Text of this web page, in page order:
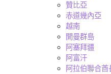
贊比亞
赤道幾內亞
越南
開曼群島
阿塞拜疆
阿富汗
阿拉伯聯合酋